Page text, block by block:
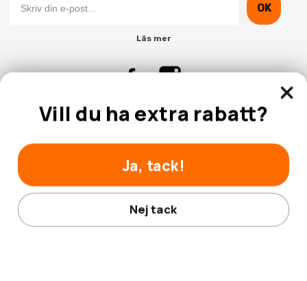
OK
Läs mer
Kundtjänst
© 2026 Hobbyhallen.se
Vill du ha extra rabatt?
Ja, tack!
Nej tack